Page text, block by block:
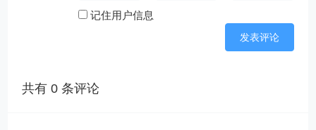
记住用户信息
共有0 条评论